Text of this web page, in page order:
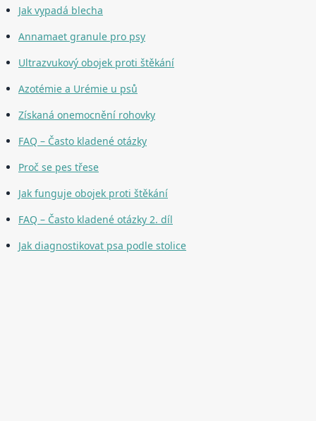
Jak vypadá blecha
Annamaet granule pro psy
Ultrazvukový obojek proti štěkání
Azotémie a Urémie u psů
Získaná onemocnění rohovky
FAQ – Často kladené otázky
Proč se pes třese
Jak funguje obojek proti štěkání
FAQ – Často kladené otázky 2. díl
Jak diagnostikovat psa podle stolice